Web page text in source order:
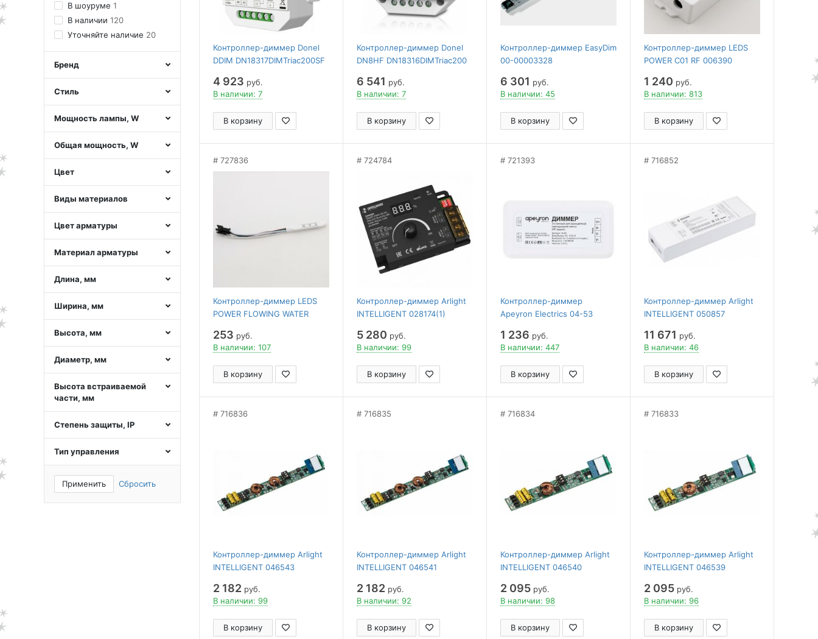
В шоуруме 1
В наличии 120
Уточняйте наличие 20
Бренд
Стиль
Мощность лампы, W
Общая мощность, W
Цвет
Виды материалов
Цвет арматуры
Материал арматуры
Длина, мм
Ширина, мм
Высота, мм
Диаметр, мм
Высота встраиваемой
части, мм
Степень защиты, IP
Тип управления
Применить Сбросить
Контроллер-диммер Donel
DDIM DN18317DIMTriac200SF
4 923 руб.
В наличии: 7
В корзину
Контроллер-диммер Donel
DN8HF DN18316DIMTriac200
6 541 руб.
В наличии: 7
В корзину
Контроллер-диммер EasyDim
00-00003328
6 301 руб.
В наличии: 45
В корзину
Контроллер-диммер LEDS
POWER C01 RF 006390
1 240 руб.
В наличии: 813
В корзину
727836
Контроллер-диммер LEDS
POWER FLOWING WATER
253 руб.
В наличии: 107
В корзину
724784
Контроллер-диммер Arlight
INTELLIGENT 028174(1)
5 280 руб.
В наличии: 99
В корзину
721393
Контроллер-диммер
Apeyron Electrics 04-53
1 236 руб.
В наличии: 447
В корзину
716852
Контроллер-диммер Arlight
INTELLIGENT 050857
11 671 руб.
В наличии: 46
В корзину
716836
Контроллер-диммер Arlight
INTELLIGENT 046543
2 182 руб.
В наличии: 99
В корзину
716835
Контроллер-диммер Arlight
INTELLIGENT 046541
2 182 руб.
В наличии: 92
В корзину
716834
Контроллер-диммер Arlight
INTELLIGENT 046540
2 095 руб.
В наличии: 98
В корзину
716833
Контроллер-диммер Arlight
INTELLIGENT 046539
2 095 руб.
В наличии: 96
В корзину